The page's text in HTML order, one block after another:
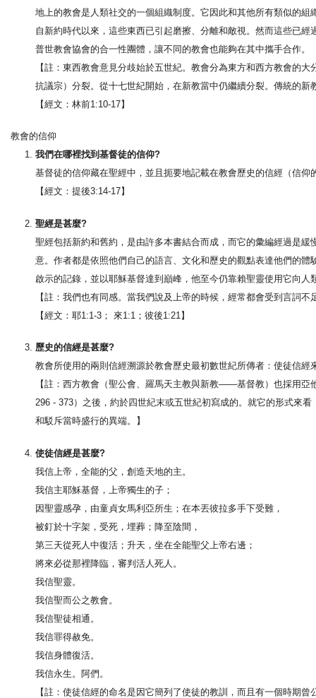
地上的教會是人類社交的一個組織制度。它因此和其他所有類似的
自新約時代以來，這些東西已引起磨擦、分離和敵視。然而這些已
普世教會協會的合一性團體，讓不同的教會也能夠在其中攜手合作。
【註：東西教會意見分歧始於五世紀。教會分為東方和西方教會的
抗議宗）分裂。從十七世紀開始，在新教當中仍繼續分裂。傳統的
【經文：林前1:10-17】
教會的信仰
我們在哪裡找到基督徒的信仰?
基督徒的信仰藏在聖經中，並且扼要地記載在教會歷史的信經（信仰
【經文：提後3:14-17】
聖經是甚麼?
聖經包括新約和舊約，是由許多本書結合而成，而它的彙編經過是
意。作者都是依照他們自己的語言、文化和歷史的觀點表達他們的
啟示的記錄，並以耶穌基督達到巔峰，他至今仍靠賴聖靈使用它向人
【註：我們也有同感。當我們說及上帝的時候，經常都會受到言詞
【經文：耶1:1-3； 來1:1；彼後1:21】
歷史的信經是甚麼?
教會所使用的兩則信經溯源於教會歷史最初數世紀所傳者：使徒信
【註：西方教會（聖公會、羅馬天主教與新教——基督教）也採用
296 - 373）之後，約於四世紀末或五世紀初寫成的。就它的形式來
和駁斥當時盛行的異端。】
使徒信經是甚麼?
我信上帝，全能的父，創造天地的主。
我信主耶穌基督，上帝獨生的子；
因聖靈感孕，由童貞女馬利亞所生；在本丟彼拉多手下受難，
被釘於十字架，受死，埋葬；降至陰間，
第三天從死人中復活；升天，坐在全能聖父上帝右邊；
將來必從那裡降臨，審判活人死人。
我信聖靈。
我信聖而公之教會。
我信聖徒相通。
我信罪得赦免。
我信身體復活。
我信永生。阿們。
【註：使徒信經的命名是因它簡列了使徒的教訓，而且有一個時期